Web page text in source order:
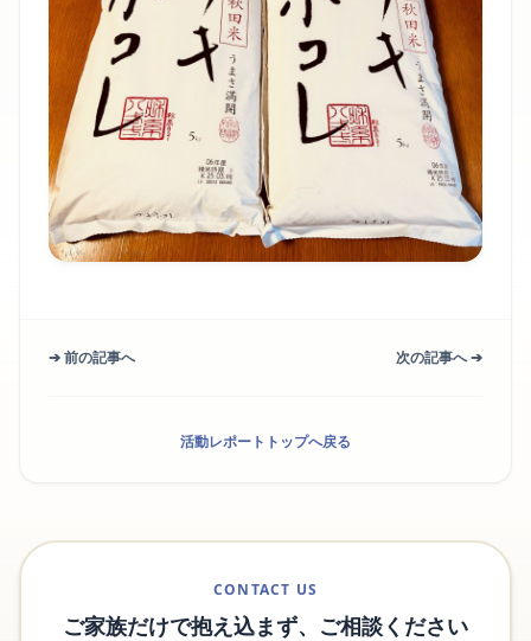
➔ 前の記事へ 次の記事へ ➔
活動レポートトップへ戻る
CONTACT US
ご家族だけで抱え込まず、ご相談ください